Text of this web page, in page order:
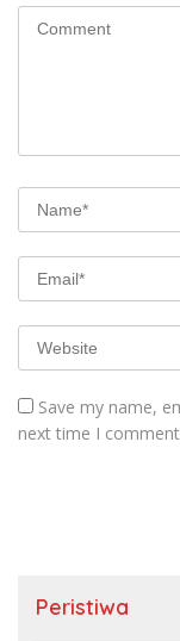
Save my name,
next time I
Peristiwa